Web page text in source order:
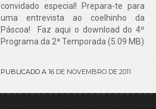
convidado especial! Prepara-te para
uma entrevista ao coelhinho da
Páscoa! Faz aqui o download do 4º
Programa da 2ª Temporada (5.09 MB)
PUBLICADO A 16 DE NOVEMBRO DE 2011